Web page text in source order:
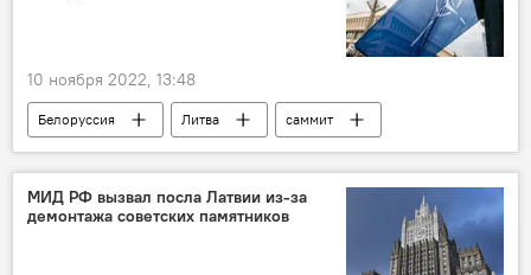
10 ноября 2022, 13:48
Белоруссия Литва
саммит
НАТО
Политика
Саммит НАТО в Литве
МИД РФ вызвал посла Латвии из-за
демонтажа советских памятников